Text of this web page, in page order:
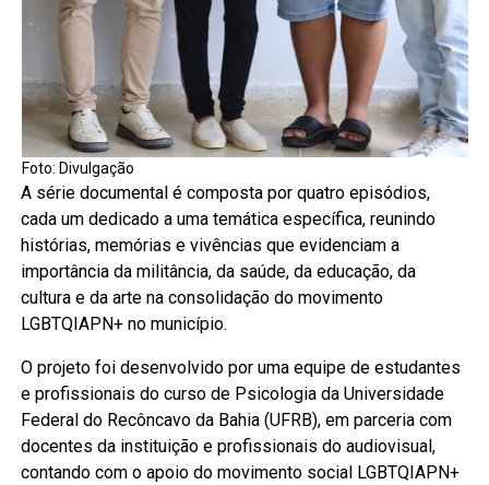
Foto: Divulgação
A série documental é composta por quatro episódios,
cada um dedicado a uma temática específica, reunindo
histórias, memórias e vivências que evidenciam a
importância da militância, da saúde, da educação, da
cultura e da arte na consolidação do movimento
LGBTQIAPN+ no município.
O projeto foi desenvolvido por uma equipe de estudantes
e profissionais do curso de Psicologia da Universidade
Federal do Recôncavo da Bahia (UFRB), em parceria com
docentes da instituição e profissionais do audiovisual,
contando com o apoio do movimento social LGBTQIAPN+